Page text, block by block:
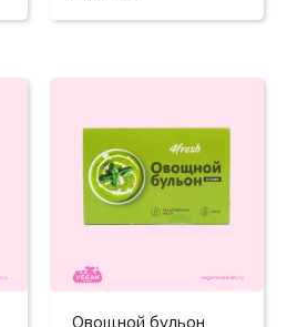
Овощной бульон